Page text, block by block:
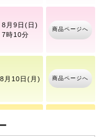
8月9日(日)
7時10分
商品ページへ
8月10日(月) 商品ページへ
8月8日(土)